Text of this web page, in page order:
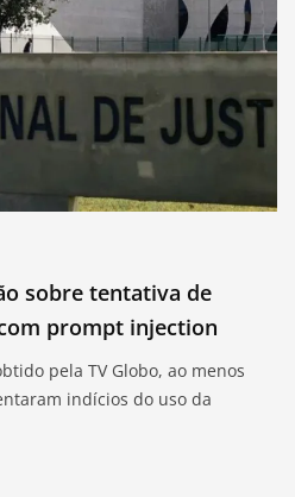
sobre tentativa de
prompt injection
pela TV Globo, ao menos
indícios do uso da